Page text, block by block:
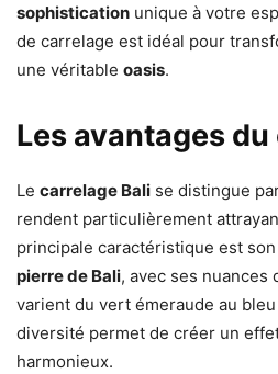
sophistication unique à votre
de carrelage est idéal pour
une véritable oasis.
Les avantages
Le carrelage Bali se distingue
rendent particulièrement
principale caractéristique est
pierre de Bali, avec ses
varient du vert émeraude au
diversité permet de créer un
harmonieux.